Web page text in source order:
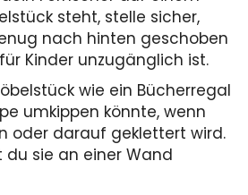
steht, stelle sicher,
nach hinten geschoben
Kinder unzugänglich ist.
wie ein Bücherregal
umkippen könnte, wenn
oder darauf geklettert wird.
du sie an einer Wand